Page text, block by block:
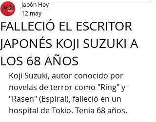
FALLECIÓ EL ESCRITOR
JAPONÉS KOJI SUZUKI A
LOS 68 AÑOS
Japón Hoy
12 may
Koji Suzuki, autor conocido por
novelas de terror como "Ring" y
"Rasen" (Espiral), falleció en un
hospital de Tokio. Tenía 68 años.